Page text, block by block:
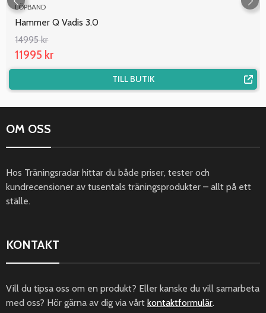
LÖPBAND
Hammer Q Vadis 3.0
14995 kr
11995 kr
TILL BUTIK
OM OSS
Hos Träningsradar hittar du både priser, tester och
kundrecensioner av tusentals träningsprodukter – allt på ett
ställe.
KONTAKT
Vill du tipsa oss om en produkt? Eller kanske du vill samarbeta
med oss? Hör gärna av dig via vårt kontaktformulär.